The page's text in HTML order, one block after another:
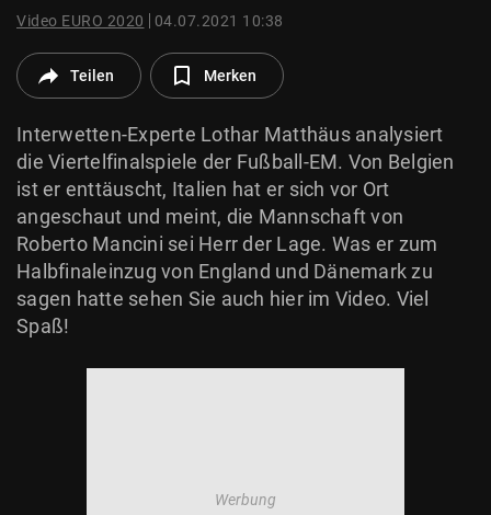
© Krone Multimedia GmbH & Co KG 2026
Video EURO 2020 04.07.2021 10:38
Teilen Merken
Interwetten-Experte Lothar Matthäus analysiert
die Viertelfinalspiele der Fußball-EM. Von Belgien
ist er enttäuscht, Italien hat er sich vor Ort
angeschaut und meint, die Mannschaft von
Roberto Mancini sei Herr der Lage. Was er zum
Halbfinaleinzug von England und Dänemark zu
sagen hatte sehen Sie auch hier im Video. Viel
Spaß!